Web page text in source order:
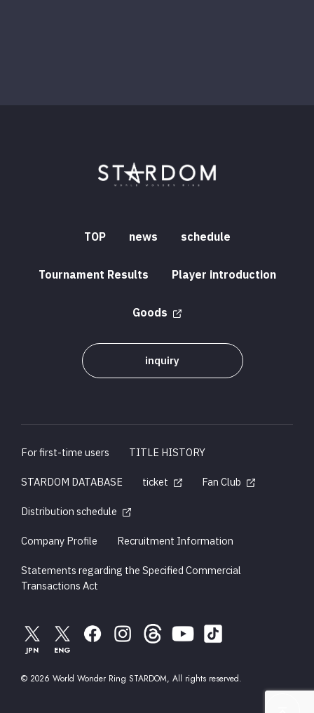
TOP news schedule
Tournament Results Player introduction
Goods
inquiry
For first-time users
TITLE HISTORY
STARDOM DATABASE
ticket
Fan Club
Distribution schedule
Company Profile
Recruitment Information
Statements regarding the Specified Commercial
Transactions Act
JPN ENG
© 2026 World Wonder Ring STARDOM, All rights reserved.